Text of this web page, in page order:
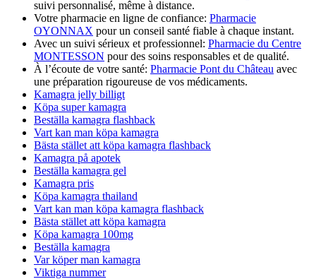
suivi personnalisé, même à distance.
Votre pharmacie en ligne de confiance: Pharmacie
OYONNAX pour un conseil santé fiable à chaque instant.
Avec un suivi sérieux et professionnel: Pharmacie du Centre
MONTESSON pour des soins responsables et de qualité.
À l’écoute de votre santé: Pharmacie Pont du Château avec
une préparation rigoureuse de vos médicaments.
Kamagra jelly billigt
Köpa super kamagra
Beställa kamagra flashback
Vart kan man köpa kamagra
Bästa stället att köpa kamagra flashback
Kamagra på apotek
Beställa kamagra gel
Kamagra pris
Köpa kamagra thailand
Vart kan man köpa kamagra flashback
Bästa stället att köpa kamagra
Köpa kamagra 100mg
Beställa kamagra
Var köper man kamagra
Viktiga nummer